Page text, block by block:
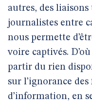
autres, des
journalistes entre
nous permette
voire captivés.
partir du rien
sur l’ignorance
d’information, en